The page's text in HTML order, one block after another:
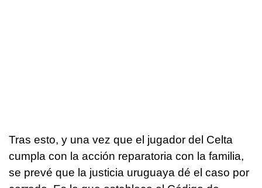
Tras esto, y una vez que el jugador del Celta
cumpla con la acción reparatoria con la familia,
se prevé que la justicia uruguaya dé el caso por